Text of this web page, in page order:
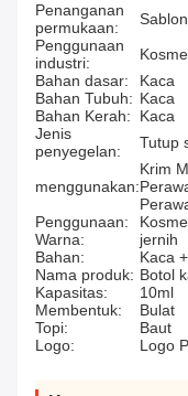
Penanganan
permukaan:
Sablon
Penggunaan
industri:
Bahan dasar:
Kaca
Bahan Tubuh: Kaca
Bahan Kerah:
Kaca
Jenis
penyegelan:
Tutup
menggunakan:
Krim
Penggunaan:
Warna:
jernih
Bahan:
Kaca
Nama produk: Botol
Kapasitas:
10ml
Membentuk:
Bulat
Topi:
Baut
Logo:
Logo